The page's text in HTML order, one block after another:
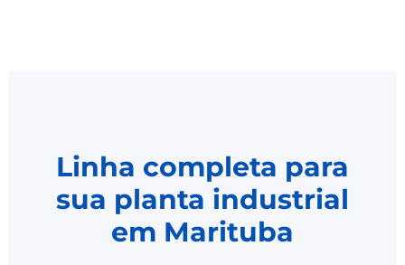
Linha completa para
sua planta industrial
em Marituba